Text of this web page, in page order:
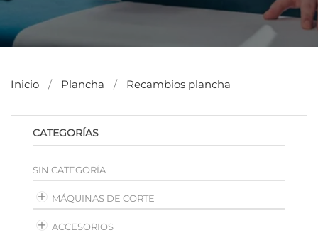
Inicio Plancha Recambios plancha
CATEGORÍAS
SIN CATEGORÍA
MÁQUINAS DE CORTE
ACCESORIOS